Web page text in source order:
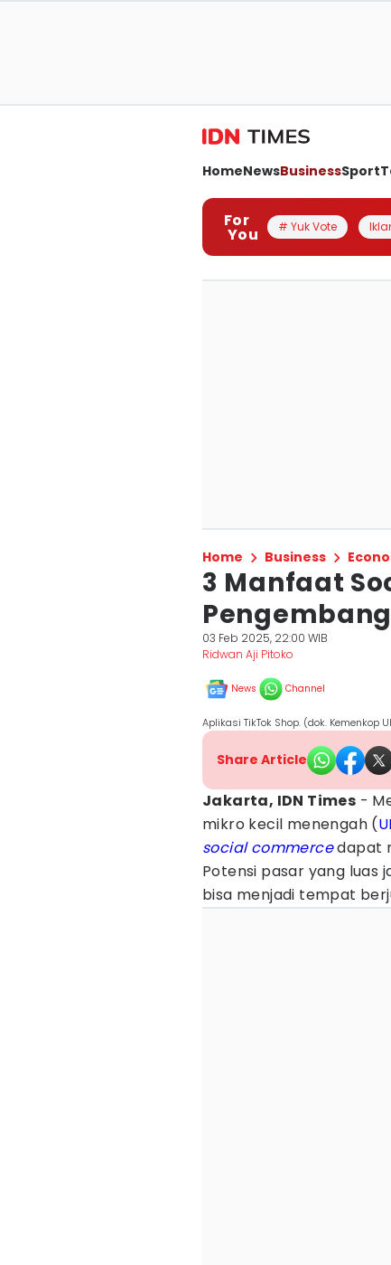
HomeNewsBusinessSport
For
You # Yuk Vote
Home Business
3 Manfaat
03 Feb 2025, 22:00 WIB
Ridwan Aji Pitoko
News Channel
Aplikasi TikTok Shop. (dok. Kemenkop
Share Article
Jakarta, IDN Times -
mikro kecil menengah (
social commercedapat
Potensi pasar yang luas
bisa menjadi tempat